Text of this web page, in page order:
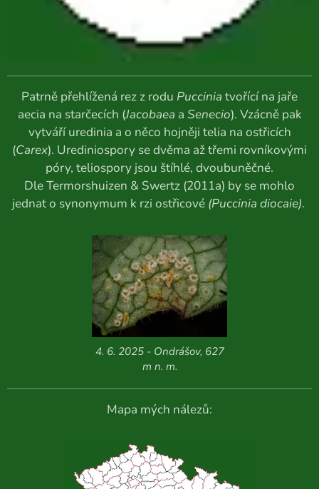
Patrně přehlížená rez z rodu Puccinia tvořící na jaře
aecia na starčecích (Jacobaea a Senecio). Vzácně pak
vytváří uredinia a o něco hojněji telia na ostřicích
(Carex). Urediniospory se dvěma až třemi rovníkovými
póry, teliospory jsou štíhlé, dvoubuněčné.
Dle Termorshuizen & Swertz (2011a) by se mohlo
jednat o synonymum k rzi ostřicové (Puccinia diocaie).
4. 6. 2025 - Ondrášov, 627
m n. m.
Mapa mých nálezů: